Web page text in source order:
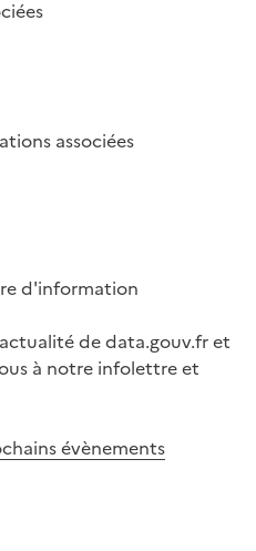
associées
d'information
de data.gouv.fr et
à notre infolettre et
évènements